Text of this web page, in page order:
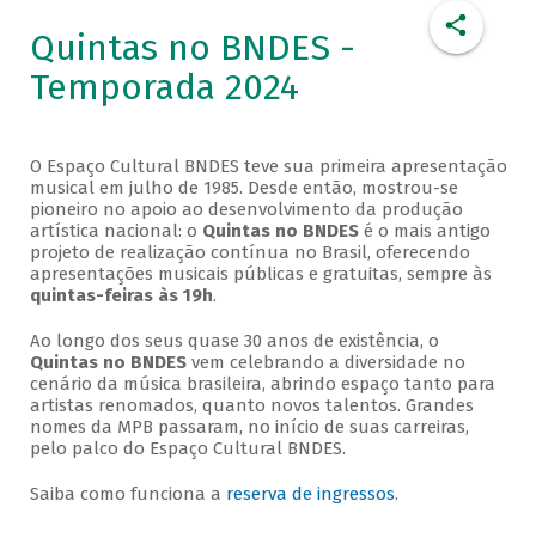
Quintas no BNDES -
Temporada 2024
O Espaço Cultural BNDES teve sua primeira apresentação
musical em julho de 1985. Desde então, mostrou-se
pioneiro no apoio ao desenvolvimento da produção
artística nacional: o Quintas no BNDESé o mais antigo
projeto de realização contínua no Brasil, oferecendo
apresentações musicais públicas e gratuitas, sempre às
quintas-feiras às 19h.
Ao longo dos seus quase 30 anos de existência, o
Quintas no BNDESvem celebrando a diversidade no
cenário da música brasileira, abrindo espaço tanto para
artistas renomados, quanto novos talentos. Grandes
nomes da MPB passaram, no início de suas carreiras,
pelo palco do Espaço Cultural BNDES.
Saiba como funciona a reserva de ingressos.